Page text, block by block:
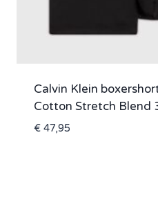
Calvin Klein
Cotton Stretch Blend
€47,95